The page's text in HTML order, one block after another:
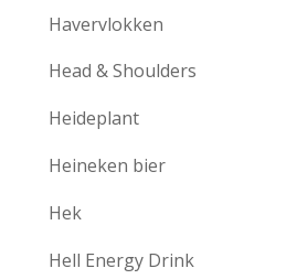
Havervlokken
Head & Shoulders
Heideplant
Heineken bier
Hek
Hell Energy Drink